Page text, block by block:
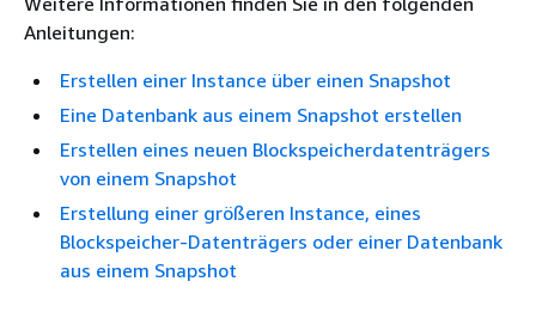
Anleitungen:
Erstellen einer Instance über einen Snapshot
Eine Datenbank aus einem Snapshot erstellen
Erstellen eines neuen Blockspeicherdatenträgers
von einem Snapshot
Erstellung einer größeren Instance, eines
Blockspeicher-Datenträgers oder einer Datenbank
aus einem Snapshot